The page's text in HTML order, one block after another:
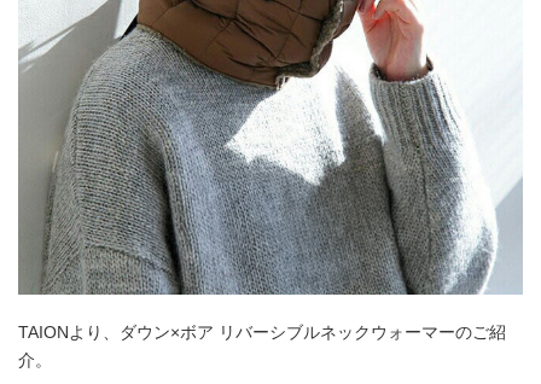
TAIONより、ダウン×ボア リバーシブルネックウォーマーのご紹
介。